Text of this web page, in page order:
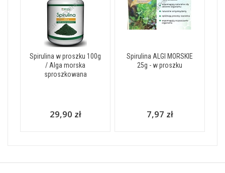
Spirulina w proszku 100g
/ Alga morska
sproszkowana
29,90 zł
Spirulina ALGI MORSKIE
25g - w proszku
7,97 zł